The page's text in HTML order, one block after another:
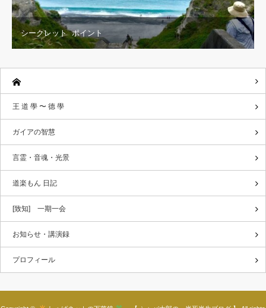
シークレット ポイント
王 道 學 〜 德 學
ガイアの智慧
言霊・音魂・光景
道楽もん 日記
[致知] 一期一会
お知らせ・講演録
プロフィール